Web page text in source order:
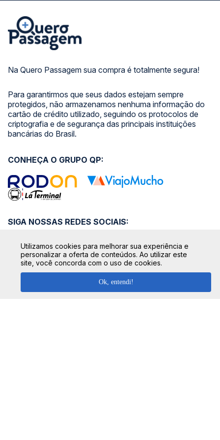
Na Quero Passagem sua compra é totalmente segura!
Para garantirmos que seus dados estejam sempre
protegidos, não armazenamos nenhuma informação do
cartão de crédito utilizado, seguindo os protocolos de
criptografia e de segurança das principais instituições
bancárias do Brasil.
SIGA NOSSAS REDES SOCIAIS:
CONHEÇA O GRUPO QP:
SEGURANÇA
Utilizamos cookies para melhorar sua experiência e
personalizar a oferta de conteúdos. Ao utilizar este
site, você concorda com o uso de cookies.
Ok, entendi!